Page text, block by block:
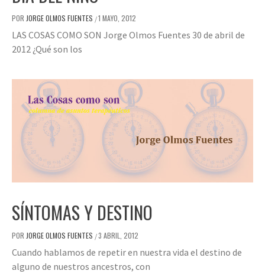
POR JORGE OLMOS FUENTES /1 MAYO, 2012
LAS COSAS COMO SON Jorge Olmos Fuentes 30 de abril de
2012 ¿Qué son los
SÍNTOMAS Y DESTINO
POR JORGE OLMOS FUENTES /3 ABRIL, 2012
Cuando hablamos de repetir en nuestra vida el destino de
alguno de nuestros ancestros, con